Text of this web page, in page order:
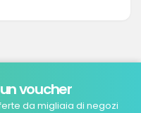
voucher
da migliaia di negozi